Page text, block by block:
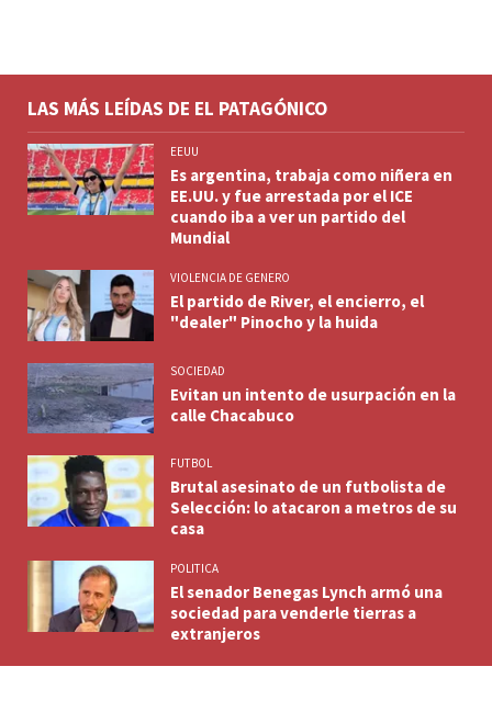
LAS MÁS LEÍDAS DE EL PATAGÓNICO
EEUU
Es argentina, trabaja como niñera en
EE.UU. y fue arrestada por el ICE
cuando iba a ver un partido del
Mundial
VIOLENCIA DE GENERO
El partido de River, el encierro, el
"dealer" Pinocho y la huida
SOCIEDAD
Evitan un intento de usurpación en la
calle Chacabuco
FUTBOL
Brutal asesinato de un futbolista de
Selección: lo atacaron a metros de su
casa
POLITICA
El senador Benegas Lynch armó una
sociedad para venderle tierras a
extranjeros